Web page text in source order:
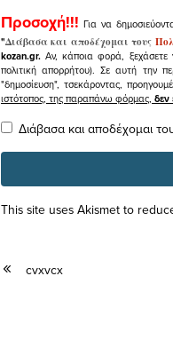
Προσοχή!!! Για να
"Διάβασα και αποδέχομαι τους
kozan.gr. Αν, κάποια φορά, ξεχάσετε
πολιτική απορρήτου). Σε αυτή την
"δημοσίευση", τσεκάροντας,
ιστότοπος, της παραπάνω φόρμας, δεν
Διάβασα και αποδέχομαι
This site uses Akismet to
cvxvcx